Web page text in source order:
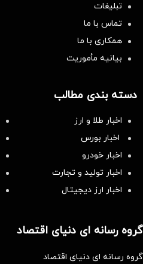
تبلیغات
تماس با ما
همکاری با ما
بیانیه مأموریت
دسته بندی مطالب
اخبار طلا و ارز
اخبار بورس
اخبار خودرو
اخبار تولید و تجارت
اخبار ارز دیجیتال
گروه رسانه ای دنیای اقتصاد
گروه رسانه ای دنیای اقتصاد